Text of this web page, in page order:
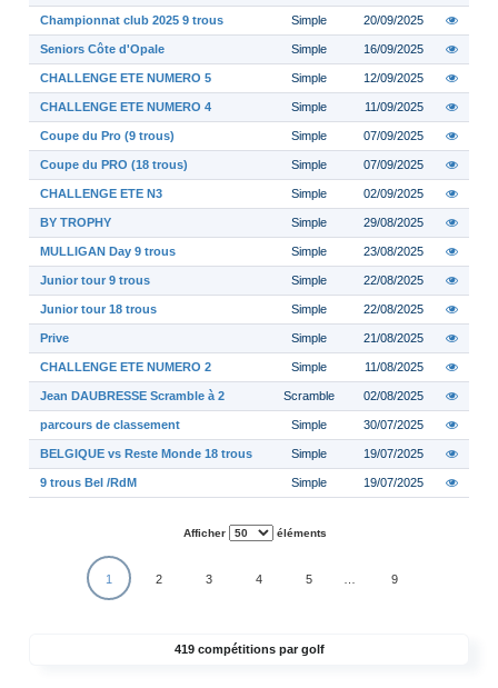
Championnat club 2025 9 trous Simple 20/09/2025
Seniors Côte d'Opale Simple 16/09/2025
CHALLENGE ETE NUMERO 5 Simple 12/09/2025
CHALLENGE ETE NUMERO 4 Simple 11/09/2025
Coupe du Pro (9 trous) Simple 07/09/2025
Coupe du PRO (18 trous) Simple 07/09/2025
CHALLENGE ETE N3 Simple 02/09/2025
BY TROPHY Simple 29/08/2025
MULLIGAN Day 9 trous Simple 23/08/2025
Junior tour 9 trous Simple 22/08/2025
Junior tour 18 trous Simple 22/08/2025
Prive Simple 21/08/2025
CHALLENGE ETE NUMERO 2 Simple 11/08/2025
Jean DAUBRESSE Scramble à 2 Scramble 02/08/2025
parcours de classement Simple 30/07/2025
BELGIQUE vs Reste Monde 18 trous Simple 19/07/2025
9 trous Bel /RdM Simple 19/07/2025
Afficher éléments
1 2 3 4 5 9
419 compétitions par golf